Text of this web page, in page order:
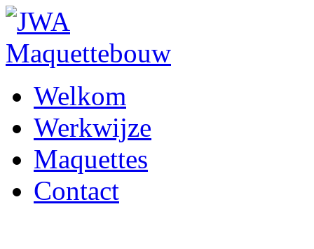
Welkom
Werkwijze
Maquettes
Contact